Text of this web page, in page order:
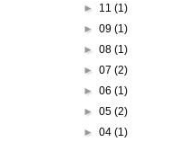
► 11 (1)
► 09 (1)
► 08 (1)
► 07 (2)
► 06 (1)
► 05 (2)
► 04 (1)